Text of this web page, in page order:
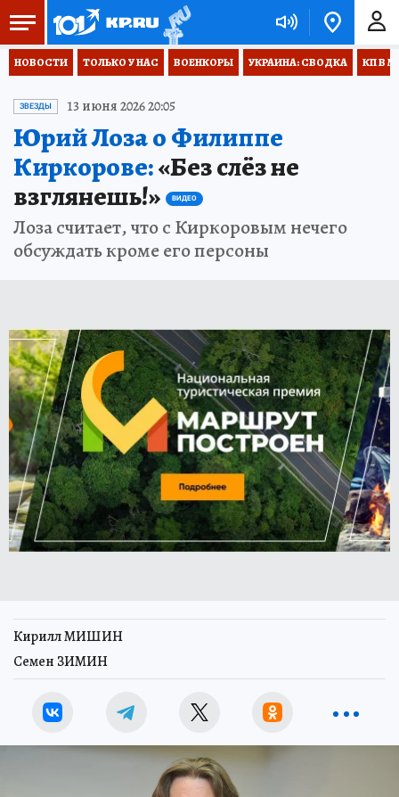
НОВОСТИ ТОЛЬКО У НАС ВОЕНКОРЫ УКРАИНА: СВОДКА КП В
ЗВЕЗДЫ 13 июня 2026 20:05
Юрий Лоза о Филиппе
Киркорове:«Без слёз не
взглянешь!»
ВИДЕО
Лоза считает, что с Киркоровым нечего
обсуждать кроме его персоны
Кирилл МИШИН
Семен ЗИМИН